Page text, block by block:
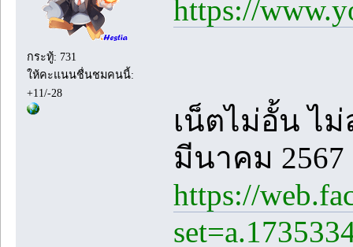
กระทู้: 731
ให้คะแนนชื่นชมคนนี้:
+11/-28
https://
เน็ตไม่อั้น ไม่
มีนาคม 2567
https://